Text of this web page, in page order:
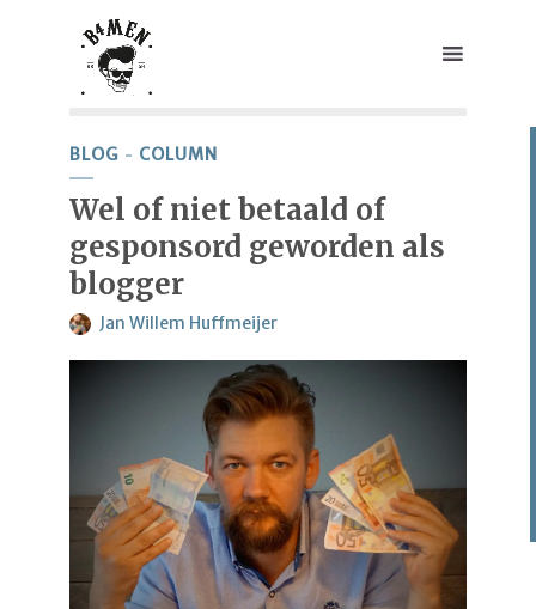
BLOG COLUMN
Wel of niet betaald of
gesponsord geworden als
blogger
Jan Willem Huffmeijer